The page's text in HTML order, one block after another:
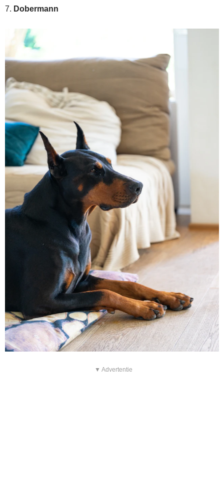
7. Dobermann
▼ Advertentie